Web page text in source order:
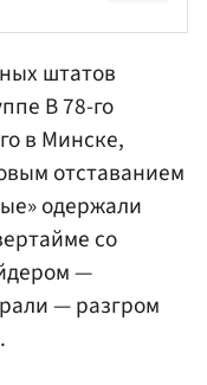
штатов
B 78-го
в Минске,
отставанием
одержали
со
—
— разгром